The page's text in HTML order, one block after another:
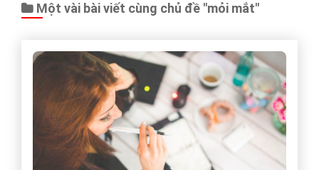
Một vài bài viết cùng chủ đề "mỏi mắt"